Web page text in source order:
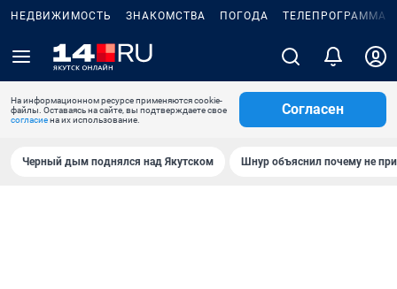
НЕДВИЖИМОСТЬ ЗНАКОМСТВА ПОГОДА ТЕЛЕПРОГРАММА
На информационном ресурсе применяются cookie-
файлы. Оставаясь на сайте, вы подтверждаете свое
согласиена их использование.
Согласен
Черный дым поднялся над Якутском Шнур объяснил почему не